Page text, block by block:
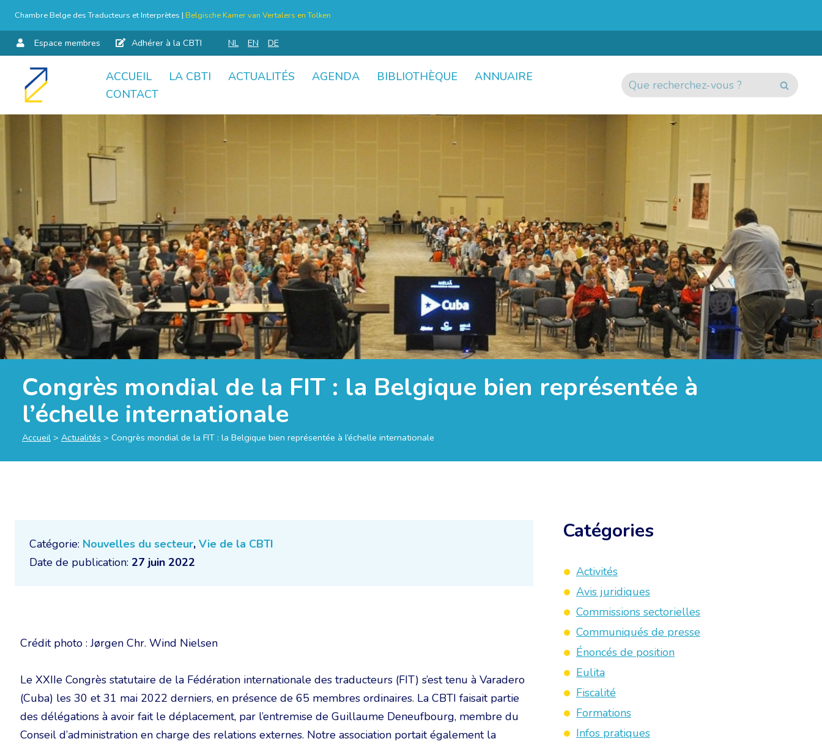
Chambre Belge des Traducteurs et Interprètes | Belgische Kamer van Vertalers en Tolken
Espace membres Adhérer à la CBTI NL EN DE
Aller
ACCUEIL LA CBTI ACTUALITÉS AGENDA BIBLIOTHÈQUE
ANNUAIRE
CONTACT
Congrès mondial de la FIT : la Belgique bien représentée à
l’échelle internationale
Accueil > Actualités > Congrès mondial de la FIT : la Belgique bien représentée à l’échelle internationale
Catégorie: Nouvelles du secteur, Vie de la CBTI
Date de publication: 27 juin 2022
Crédit photo : Jørgen Chr. Wind Nielsen
Le XXIIe Congrès statutaire de la Fédération internationale des traducteurs (FIT) s’est tenu à Varadero
(Cuba) les 30 et 31 mai 2022 derniers, en présence de 65 membres ordinaires. La CBTI faisait partie
des délégations à avoir fait le déplacement, par l’entremise de Guillaume Deneufbourg, membre du
Conseil d’administration en charge des relations externes. Notre association portait également la
Catégories
Activités
Avis juridiques
Commissions sectorielles
Communiqués de presse
Énoncés de position
Eulita
Fiscalité
Formations
Infos pratiques